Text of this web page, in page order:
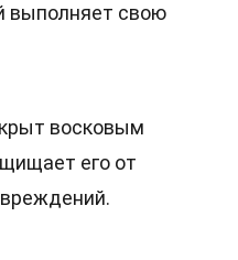
выполняет свою
восковым
его от